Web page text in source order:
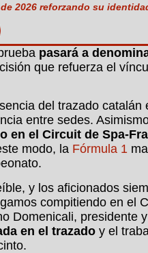
2026 reforzando su
pasará a
que refuerza el
del trazado
entre sedes.
en el Circuit de Spa-
modo, la Fórmula 1
y los aficionados
compitiendo en el
Domenicali, presidente
en el trazado y el